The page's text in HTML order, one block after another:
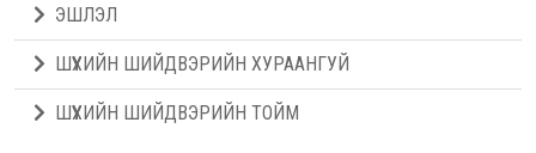
ЭШЛЭЛ
ШҮҮХИЙН ШИЙДВЭРИЙН ХУРААНГУЙ
ШҮҮХИЙН ШИЙДВЭРИЙН ТОЙМ